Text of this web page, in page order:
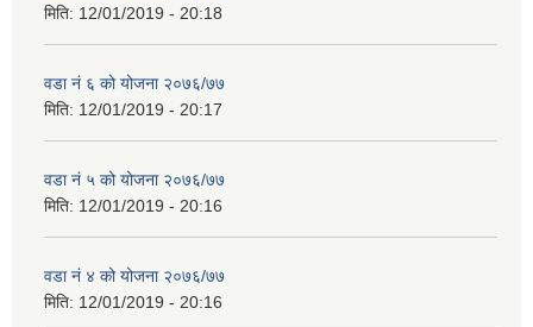
मिति: 12/01/2019 - 20:18
वडा नं ६ को योजना २०७६/७७
मिति: 12/01/2019 - 20:17
वडा नं ५ को योजना २०७६/७७
मिति: 12/01/2019 - 20:16
वडा नं ४ को योजना २०७६/७७
मिति: 12/01/2019 - 20:16